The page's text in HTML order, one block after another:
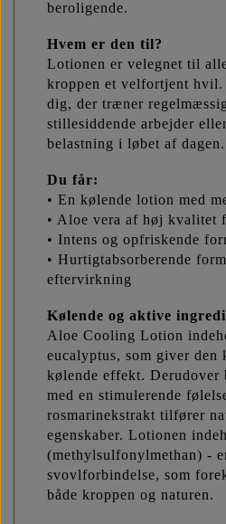
beroligende.
Hvem er den til?
Lotionen er velegnet til
kroppen et velfortjent
dig, der træner
stillesiddende arbejder
belastning i løbet af dagen.
Du får:
• En kølende lotion med
• Aloe vera af høj kvalitet
• Intens og opfriskende
• Hurtigtabsorberende
eftervirkning
Kølende og aktive
Aloe Cooling Lotion
eucalyptus, som giver den
kølende effekt. Derudover
med en stimulerende
rosmarinekstrakt tilfører
egenskaber. Lotionen
(methylsulfonylmethan) -
svovlforbindelse, som
både kroppen og naturen.